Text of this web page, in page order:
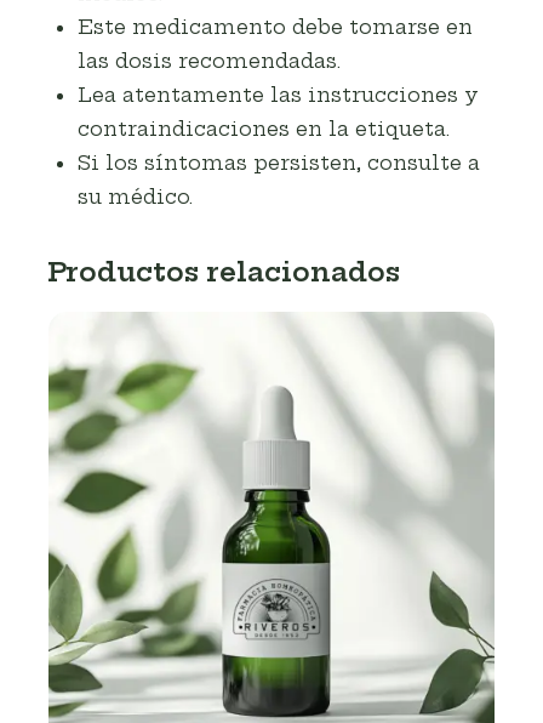
Este medicamento debe tomarse en
las dosis recomendadas.
Lea atentamente las instrucciones y
contraindicaciones en la etiqueta.
Si los síntomas persisten, consulte a
su médico.
Productos relacionados